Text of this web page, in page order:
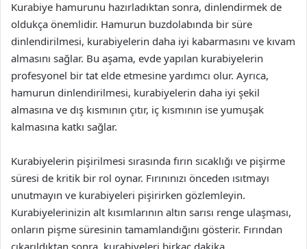
Kurabiye hamurunu hazırladıktan sonra, dinlendirmek de
oldukça önemlidir. Hamurun buzdolabında bir süre
dinlendirilmesi, kurabiyelerin daha iyi kabarmasını ve kıvam
almasını sağlar. Bu aşama, evde yapılan kurabiyelerin
profesyonel bir tat elde etmesine yardımcı olur. Ayrıca,
hamurun dinlendirilmesi, kurabiyelerin daha iyi şekil
almasına ve dış kısmının çıtır, iç kısmının ise yumuşak
kalmasına katkı sağlar.
Kurabiyelerin pişirilmesi sırasında fırın sıcaklığı ve pişirme
süresi de kritik bir rol oynar. Fırınınızı önceden ısıtmayı
unutmayın ve kurabiyeleri pişirirken gözlemleyin.
Kurabiyelerinizin alt kısımlarının altın sarısı renge ulaşması,
onların pişme süresinin tamamlandığını gösterir. Fırından
çıkarıldıktan sonra, kurabiyeleri birkaç dakika